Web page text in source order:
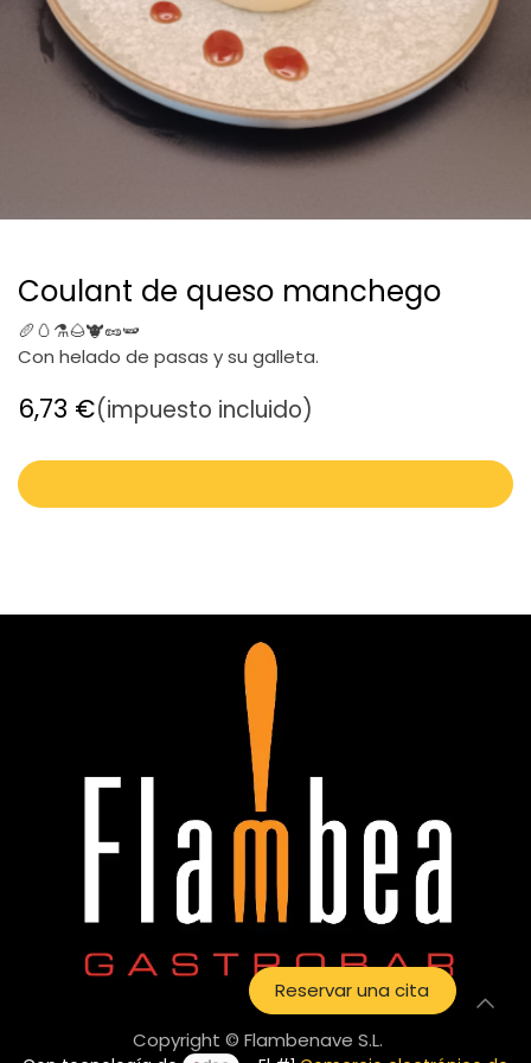
Coulant de queso manchego
🥖🥚⚗️🌰🐮🥜🫛
Con helado de pasas y su galleta.
6,73 €(impuesto incluido)
Reservar una cita
Copyright © Flambenave S.L.